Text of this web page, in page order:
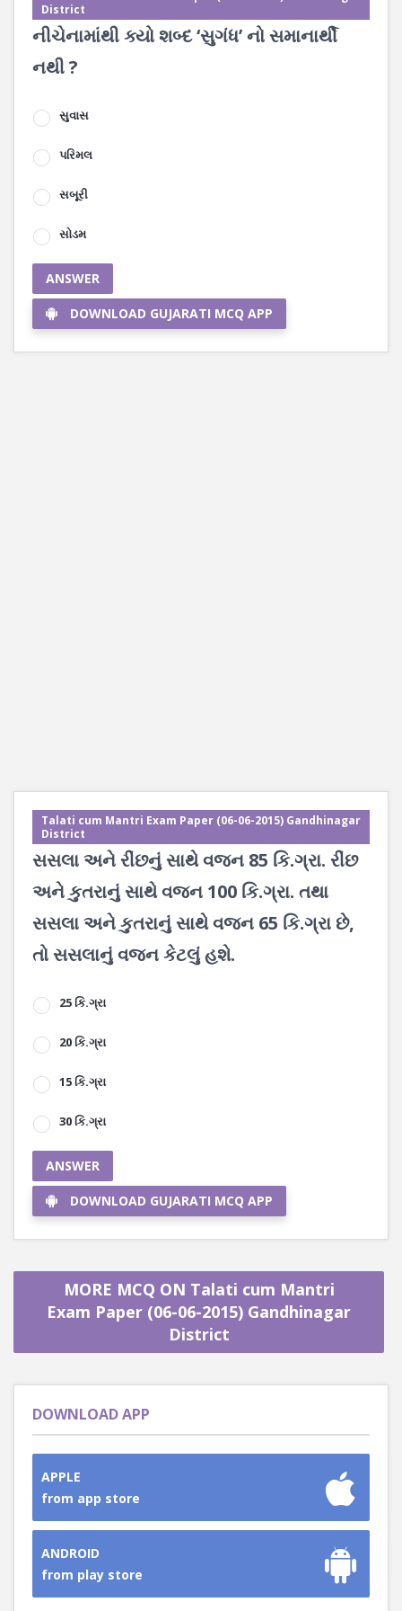
District
નીચેનામાંથી ક્યો શબ્દ ‘સુગંધ’ નો સમાનાર્થી
નથી ?
સુવાસ
પરિમલ
સબૂરી
સોડમ
ANSWER
DOWNLOAD GUJARATI MCQ APP
Talati cum Mantri Exam Paper (06-06-2015) Gandhinagar
District
સસલા અને રીંછનું સાથે વજન 85 કિ.ગ્રા. રીંછ
અને કુતરાનું સાથે વજન 100 કિ.ગ્રા. તથા
સસલા અને કુતરાનું સાથે વજન 65 કિ.ગ્રા છે,
તો સસલાનું વજન કેટલું હશે.
25 કિ.ગ્રા
20 કિ.ગ્રા
15 કિ.ગ્રા
30 કિ.ગ્રા
ANSWER
DOWNLOAD GUJARATI MCQ APP
MORE MCQ ON Talati cum Mantri
Exam Paper (06-06-2015) Gandhinagar
District
DOWNLOAD APP
APPLE
from app store
ANDROID
from play store